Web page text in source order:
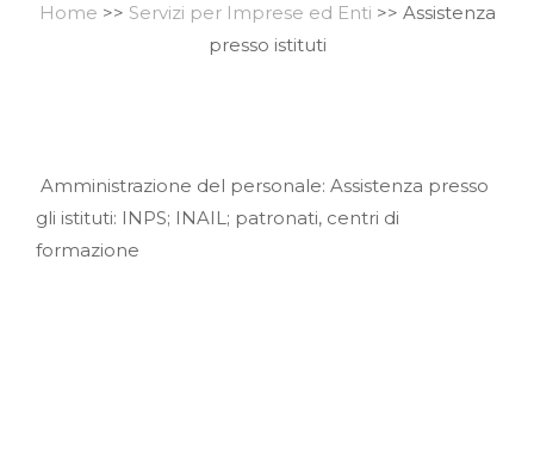
Home >> Servizi per Imprese ed Enti >> Assistenza
presso istituti
Amministrazione del personale: Assistenza presso
gli istituti: INPS; INAIL; patronati, centri di
formazione